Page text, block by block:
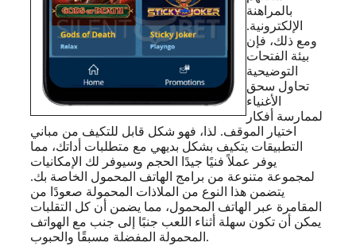
بالمراهنة
الإلكترونية.
ومع ذلك، فإن
بيئة الفتحات
التوضيحية
تحاول سحق
الأغنياء
لممارسة أفكار
اختيار الموقف. لذا، فهو شكل قابل للتكيف من مباني
التطبيقات يتكيف بشكل بديهي مع متطلبات أداتك، مما
يوفر عملاً فنيًا جيدًا الحجم وسيوفر لك الإمكانيات
لمجموعة متنوعة من برامج الهاتف المحمول الخاصة بك.
يتضمن هذا النوع من الملاذات المحمولة صعودًا من
المقامرة عبر الهاتف المحمول، مما يضمن أن كل التقلبات
يمكن أن تكون سهلة أثناء اللعب جنبًا إلى جنب مع الهواتف
المحمولة المفضلة مسبقًا والحبوب.